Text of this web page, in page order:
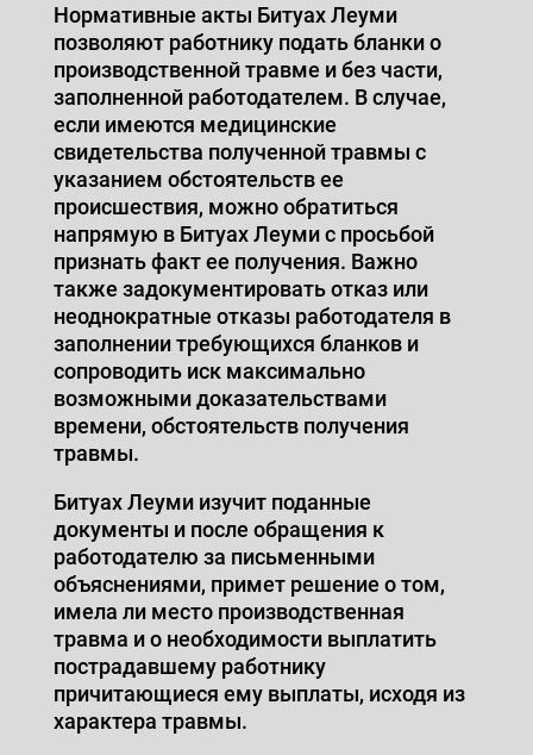
Нормативные акты Битуах Леуми
позволяют работнику подать бланки о
производственной травме и без части,
заполненной работодателем. В случае,
если имеются медицинские
свидетельства полученной травмы с
указанием обстоятельств ее
происшествия, можно обратиться
напрямую в Битуах Леуми с просьбой
признать факт ее получения. Важно
также задокументировать отказ или
неоднократные отказы работодателя в
заполнении требующихся бланков и
сопроводить иск максимально
возможными доказательствами
времени, обстоятельств получения
травмы.
Битуах Леуми изучит поданные
документы и после обращения к
работодателю за письменными
объяснениями, примет решение о том,
имела ли место производственная
травма и о необходимости выплатить
пострадавшему работнику
причитающиеся ему выплаты, исходя из
характера травмы.